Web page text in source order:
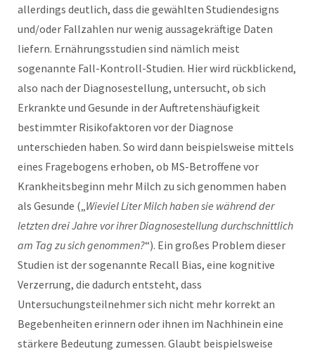
allerdings deutlich, dass die gewählten Studiendesigns
und/oder Fallzahlen nur wenig aussagekräftige Daten
liefern. Ernährungsstudien sind nämlich meist
sogenannte Fall-Kontroll-Studien. Hier wird rückblickend,
also nach der Diagnosestellung, untersucht, ob sich
Erkrankte und Gesunde in der Auftretenshäufigkeit
bestimmter Risikofaktoren vor der Diagnose
unterschieden haben. So wird dann beispielsweise mittels
eines Fragebogens erhoben, ob MS-Betroffene vor
Krankheitsbeginn mehr Milch zu sich genommen haben
als Gesunde („ Wieviel Liter Milch haben sie während der
letzten drei Jahre vor ihrer Diagnosestellung durchschnittlich
am Tag zu sich genommen?“). Ein großes Problem dieser
Studien ist der sogenannte Recall Bias, eine kognitive
Verzerrung, die dadurch entsteht, dass
Untersuchungsteilnehmer sich nicht mehr korrekt an
Begebenheiten erinnern oder ihnen im Nachhinein eine
stärkere Bedeutung zumessen. Glaubt beispielsweise